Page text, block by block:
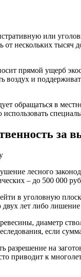
или
от нескольких
прямой ущерб
воздух и
обращаться в
за
лесного
– до 500 000
в уголовную
двух лет либо
диаметр
если
разрешение на
приводит к